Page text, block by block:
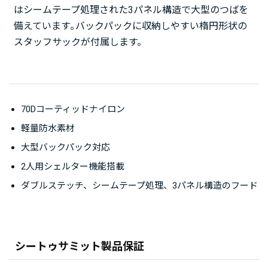
はシームテープ処理された3パネル構造で大型のつばを
備えています｡バックパックに収納しやすい楕円形状の
スタッフサックが付属します。
シートゥサミット製品保証
70Dコーティッドナイロン
軽量防水素材
大型バックパック対応
2人用シェルター機能搭載
ダブルステッチ、シームテープ処理、3パネル構造のフード